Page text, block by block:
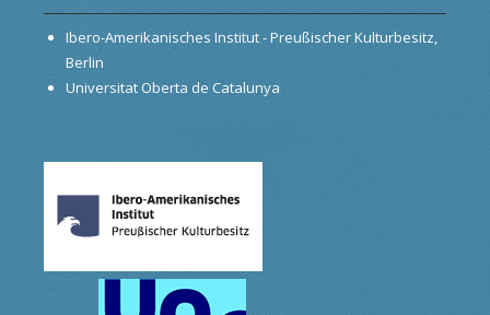
Ibero-Amerikanisches Institut - Preußischer Kulturbesitz,
Berlin
Universitat Oberta de Catalunya